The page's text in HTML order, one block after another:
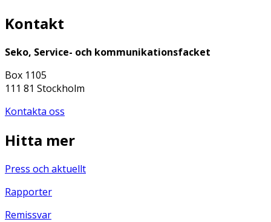
Kontakt
Seko, Service- och kommunikationsfacket
Box 1105
111 81 Stockholm
Kontakta oss
Hitta mer
Press och aktuellt
Rapporter
Remissvar